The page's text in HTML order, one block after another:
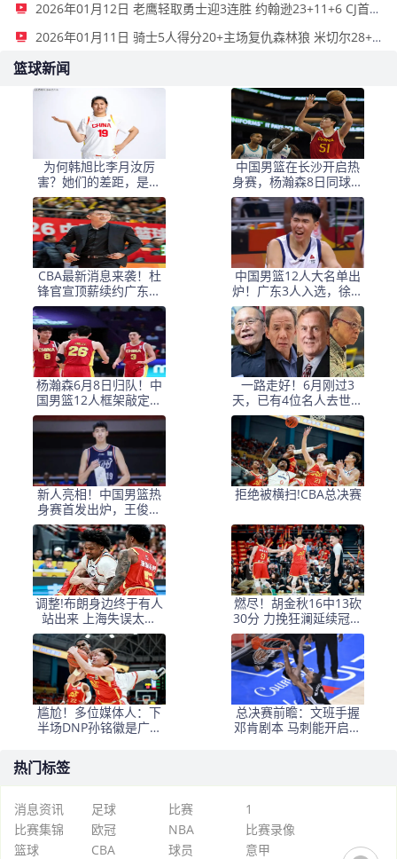
2026年01月12日 老鹰轻取勇士迎3连胜 约翰逊23+11+6 CJ首秀12分 库里31+5
2026年01月11日 骑士5人得分20+主场复仇森林狼 米切尔28+8 爱德华兹25+5
篮球新闻
为何韩旭比李月汝厉
害？她们的差距，是张
子宇选秀顺位暴跌的原
因
中国男篮在长沙开启热
身赛，杨瀚森8日同球队
会合
CBA最新消息来袭！杜
锋官宣顶薪续约广东男
篮，杨鸣婉拒执教北控
中国男篮12人大名单出
炉！广东3人入选，徐昕
国家队首秀，胡明轩轮
休
杨瀚森6月8日归队！中
国男篮12人框架敲定，
锋线王牌竟是他？
一路走好！6月刚过3
天，已有4位名人去世，
姚明等人发文悼念
新人亮相！中国男篮热
身赛首发出炉，王俊杰
领衔+徐昕坐镇禁区
拒绝被横扫!CBA总决赛
调整!布朗身边终于有人
站出来 上海失误太多
+犯规困扰
燃尽！胡金秋16中13砍
30分 力挽狂澜延续冠军
悬念
尴尬！多位媒体人：下
半场DNP孙铭徽是广厦
总决赛前瞻：文班手握
邓肯剧本 马刺能开启新
热门标签
消息资讯 足球 比赛
1
比赛集锦
欧冠 NBA
比赛录像
篮球
CBA 球员 意甲